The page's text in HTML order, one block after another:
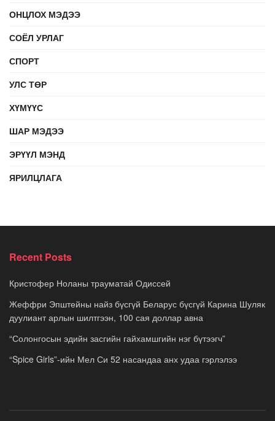
ОНЦЛОХ МЭДЭЭ
СОЁЛ УРЛАГ
СПОРТ
УЛС ТӨР
ХҮМҮҮС
ШАР МЭДЭЭ
ЭРҮҮЛ МЭНД
ЯРИЛЦЛАГА
Recent Posts
Кристофер Ноланы трауматай Одиссей
Жеффри Эпштейны найз бүсгүй Беларус бүсгүй Карина Шуляк
дуулиант арлын шилтгээн, 100 сая доллар авна
“Солонгосын эдийн засгийн гайхамшгийн нэг бүтээгч”
“Spice Girls”-ийн Мел Си 52 насандаа анх удаа гэрлэлээ